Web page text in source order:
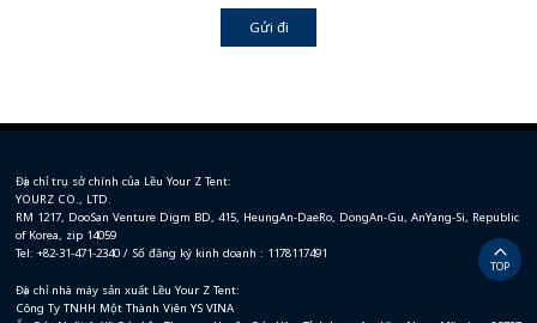
Gửi đi
TOP
Địa chỉ trụ sở chính của Lều Your Z Tent:
YOURZ CO., LTD.
RM 1217, DooSan Venture Digm BD, 415, HeungAn-DaeRo, DongAn-Gu, AnYang-Si, Republic
of Korea, zip 14059
Tel: +82-31-471-2340 / Số đăng ký kinh doanh : 1178117491
Địa chỉ nhà máy sản xuất Lều Your Z Tent:
Công Ty TNHH Một Thành Viên YS VINA